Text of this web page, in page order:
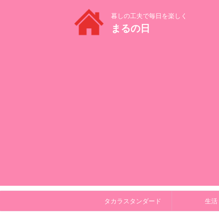
暮しの工夫で毎日を楽しく
まるの日
タカラスタンダード 生活